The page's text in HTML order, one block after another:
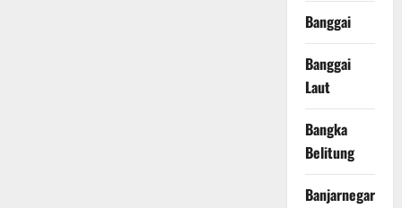
Banggai
Banggai
Laut
Bangka
Belitung
Banjarnegara